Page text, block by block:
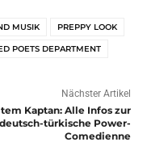
MUSIK PREPPY LOOK
POETS DEPARTMENT
Nächster Artikel
Kaptan: Alle Infos zur
deutsch-türkische Power-
Comedienne